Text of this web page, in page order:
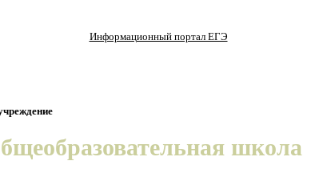
Информационный портал ЕГЭ
школа